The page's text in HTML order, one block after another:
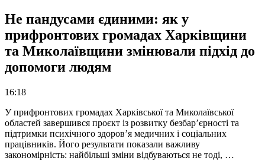
Не пандусами єдиними: як у
прифронтових громадах Харківщини
та Миколаївщини змінювали підхід до
допомоги людям
16:18
У прифронтових громадах Харківської та Миколаївської
областей завершився проєкт із розвитку безбар’єрності та
підтримки психічного здоров’я медичних і соціальних
працівників. Його результати показали важливу
закономірність: найбільші зміни відбуваються не тоді, …